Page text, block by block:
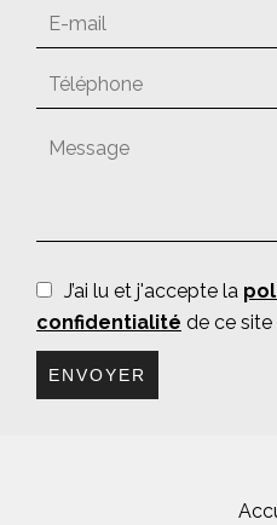
J’ai lu et j'accepte la
confidentialité de ce site
ENVOYER